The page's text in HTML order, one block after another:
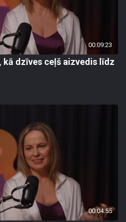
00:09:23
dzīves ceļš aizvedis līdz
00:04:55